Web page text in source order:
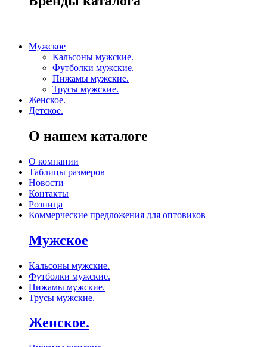
Мужское
Кальсоны мужские.
Футболки мужские.
Пижамы мужские.
Трусы мужские.
Женское.
Детское.
О нашем каталоге
О компании
Таблицы размеров
Новости
Контакты
Розница
Коммерческие предложения для оптовиков
Мужское
Кальсоны мужские.
Футболки мужские.
Пижамы мужские.
Трусы мужские.
Женское.